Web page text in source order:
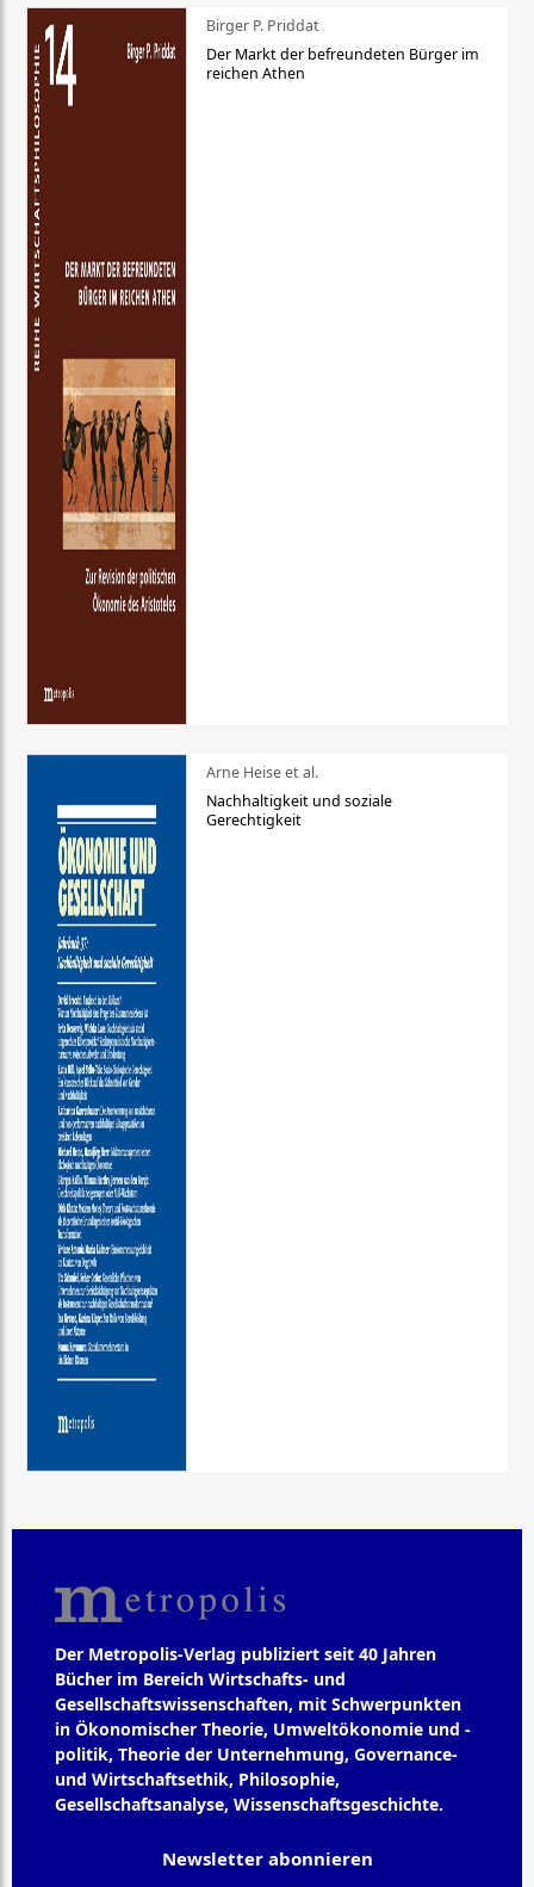
Birger P. Priddat
Der Markt der befreundeten Bürger im
reichen Athen
Arne Heise et al.
Nachhaltigkeit und soziale
Gerechtigkeit
Der Metropolis-Verlag publiziert seit 40 Jahren
Bücher im Bereich Wirtschafts- und
Gesellschaftswissenschaften, mit Schwerpunkten
in Ökonomischer Theorie, Umweltökonomie und -
politik, Theorie der Unternehmung, Governance-
und Wirtschaftsethik, Philosophie,
Gesellschaftsanalyse, Wissenschaftsgeschichte.
Newsletter abonnieren